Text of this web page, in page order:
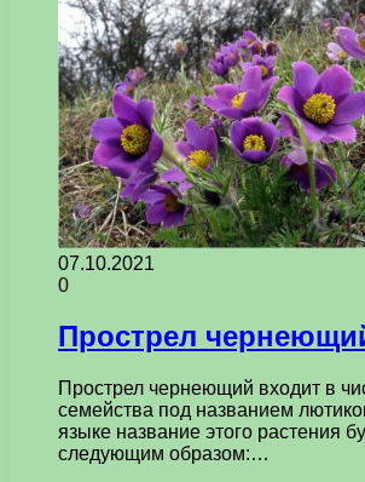
07.10.2021
0
Прострел
Прострел чернеющий входит в
семейства под названием
языке название этого растения
следующим образом:…